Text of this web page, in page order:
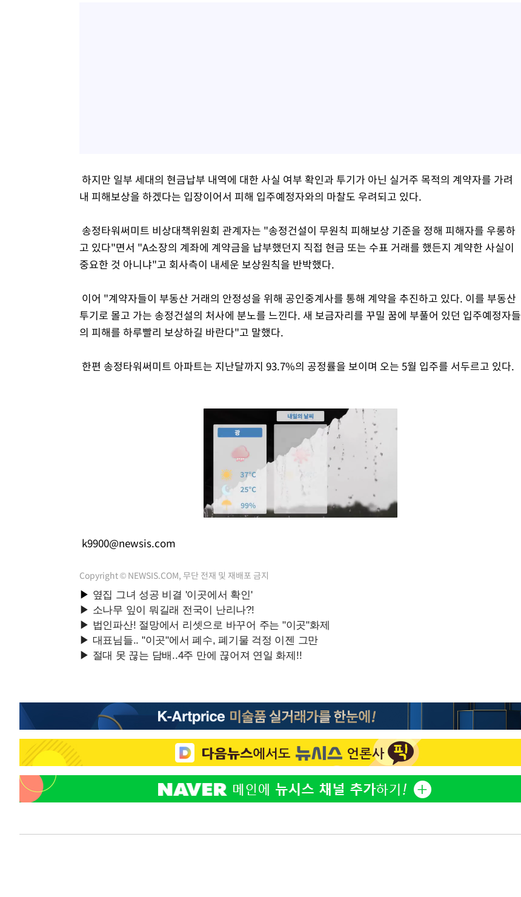
하지만 일부 세대의 현금납부 내역에 대한 사실 여부 확인과 투기가 아닌 실거주 목적의 계약자를 가려
내 피해보상을 하겠다는 입장이어서 피해 입주예정자와의 마찰도 우려되고 있다.
송정타워써미트 비상대책위원회 관계자는 "송정건설이 무원칙 피해보상 기준을 정해 피해자를 우롱하
고 있다"면서 "A소장의 계좌에 계약금을 납부했던지 직접 현금 또는 수표 거래를 했든지 계약한 사실이
중요한 것 아니냐"고 회사측이 내세운 보상원칙을 반박했다.
이어 "계약자들이 부동산 거래의 안정성을 위해 공인중계사를 통해 계약을 추진하고 있다. 이를 부동산
투기로 몰고 가는 송정건설의 처사에 분노를 느낀다. 새 보금자리를 꾸밀 꿈에 부풀어 있던 입주예정자들
의 피해를 하루빨리 보상하길 바란다"고 말했다.
한편 송정타워써미트 아파트는 지난달까지 93.7%의 공정률을 보이며 오는 5월 입주를 서두르고 있다.
k9900@newsis.com
Copyright © NEWSIS.COM, 무단 전재 및 재배포 금지